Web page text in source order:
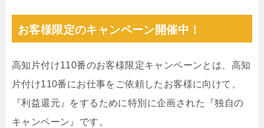
お客様限定のキャンペーン開催中！
高知片付け110番のお客様限定キャンペーンとは、高知
片付け110番にお仕事をご依頼したお客様に向けて、
『利益還元』をするために特別に企画された『独自の
キャンペーン』です。